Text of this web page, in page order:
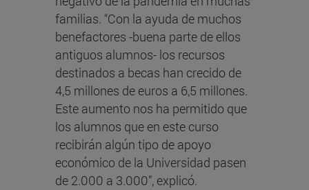
familias. “Con la ayuda de muchos
benefactores -buena parte de ellos
antiguos alumnos- los recursos
destinados a becas han crecido de
4,5 millones de euros a 6,5 millones.
Este aumento nos ha permitido que
los alumnos que en este curso
recibirán algún tipo de apoyo
económico de la Universidad pasen
de 2.000 a 3.000”, explicó.